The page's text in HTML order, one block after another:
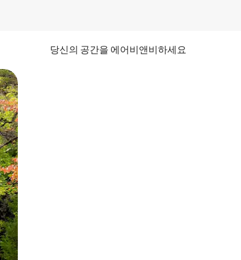
당신의 공간을 에어비앤비하세요